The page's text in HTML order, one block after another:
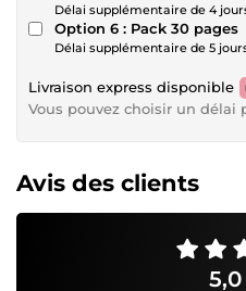
Délai supplémentaire de 4
Option 6 : Pack 30 pages
Délai supplémentaire de 5
Livraison express disponible
Vous pouvez choisir un
Avis des clients
5,0